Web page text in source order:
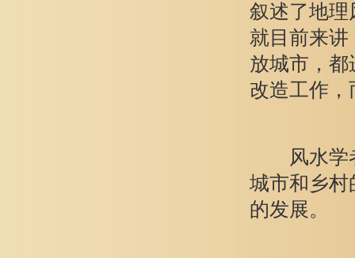
叙述了地理
就目前来
放城市，
改造工作
风水学者
城市和乡村
的发展。